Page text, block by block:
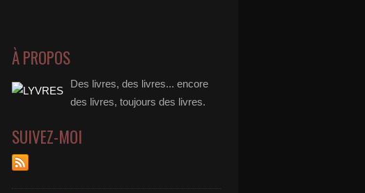
À PROPOS
Des livres, des livres... encore
des livres, toujours des livres.
SUIVEZ-MOI